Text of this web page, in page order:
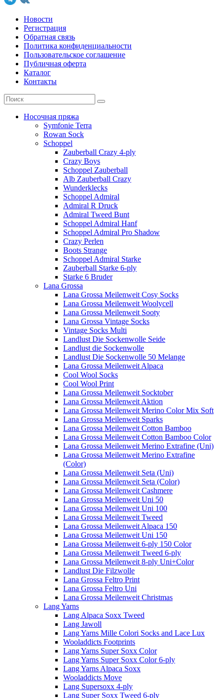
Новости
Регистрация
Обратная связь
Политика конфиденциальности
Пользовательское соглашение
Публичная оферта
Каталог
Контакты
Носочная пряжа
Symfonie Terra
Rowan Sock
Schoppel
Zauberball Crazy 4-ply
Crazy Boys
Schoppel Zauberball
Alb Zauberball Crazy
Wunderklecks
Schoppel Admiral
Admiral R Druck
Admiral Tweed Bunt
Schoppel Admiral Hanf
Schoppel Admiral Pro Shadow
Crazy Perlen
Boots Strange
Schoppel Admiral Starke
Zauberball Starke 6-ply
Starke 6 Bruder
Lana Grossa
Lana Grossa Meilenweit Cosy Socks
Lana Grossa Meilenweit Woolycell
Lana Grossa Meilenweit Sooty
Lana Grossa Vintage Socks
Vintage Socks Multi
Landlust Die Sockenwolle Seide
Landlust die Sockenwolle
Landlust Die Sockenwolle 50 Melange
Lana Grossa Meilenweit Alpaca
Cool Wool Socks
Cool Wool Print
Lana Grossa Meilenweit Socktober
Lana Grossa Meilenweit Aktion
Lana Grossa Meilenweit Merino Color Mix Soft
Lana Grossa Meilenweit Sparks
Lana Grossa Meilenweit Cotton Bamboo
Lana Grossa Meilenweit Cotton Bamboo Color
Lana Grossa Meilenweit Merino Extrafine (Uni)
Lana Grossa Meilenweit Merino Extrafine
(Color)
Lana Grossa Meilenweit Seta (Uni)
Lana Grossa Meilenweit Seta (Color)
Lana Grossa Meilenweit Cashmere
Lana Grossa Meilenweit Uni 50
Lana Grossa Meilenweit Uni 100
Lana Grossa Meilenweit Tweed
Lana Grossa Meilenweit Alpaca 150
Lana Grossa Meilenweit Uni 150
Lana Grossa Meilenweit 6-ply 150 Color
Lana Grossa Meilenweit Tweed 6-ply
Lana Grossa Meilenweit 8-ply Uni+Color
Landlust Die Filzwolle
Lana Grossa Feltro Print
Lana Grossa Feltro Uni
Lana Grossa Meilenweit Christmas
Lang Yarns
Lang Alpaca Soxx Tweed
Lang Jawoll
Lang Yarns Mille Colori Socks and Lace Lux
Wooladdicts Footprints
Lang Yarns Super Soxx Color
Lang Yarns Super Soxx Color 6-ply
Lang Yarns Alpaca Soxx
Wooladdicts Move
Lang Supersoxx 4-ply
Lang Super Soxx Tweed 6-ply